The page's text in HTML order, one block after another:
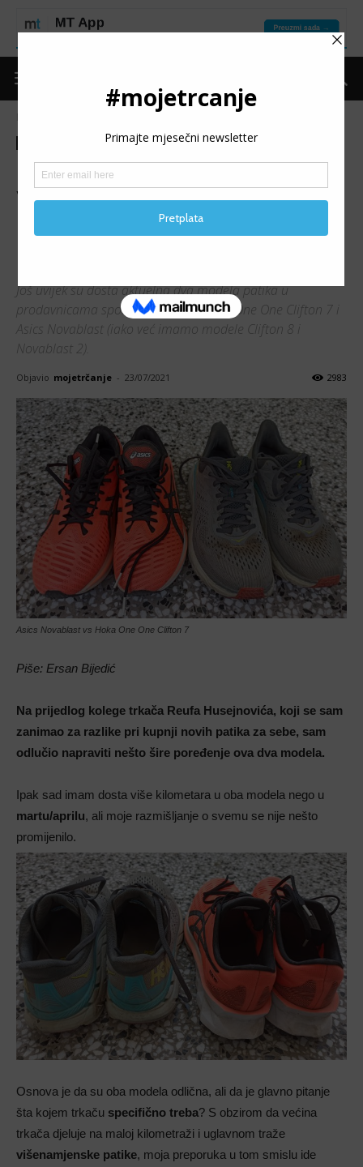
HOKA ONE ONE CLIFTON 7
VS. ASICS NOVABLAST:
Gdje smo poslije 600+
Još uvijek su dosta aktuelna dva modela patika u
prodavnicama sportske opreme: Hoka One One Clifton 7 i
Asics Novablast (iako već imamo modele Clifton 8 i
Novablast 2).
Objavio mojetrčanje - 23/07/2021 2983
Asics Novablast vs Hoka One One Clifton 7
Piše: Ersan Bijedić
Na prijedlog kolege trkača Reufa Husejnovića, koji se sam
zanimao za razlike pri kupnji novih patika za sebe, sam
odlučio napraviti nešto šire poređenje ova dva modela.
Ipak sad imam dosta više kilometara u oba modela nego u
martu/aprilu, ali moje razmišljanje o svemu se nije nešto
promijenilo.
Osnova je da su oba modela odlična, ali da je glavno pitanje
šta kojem trkaču specifično treba? S obzirom da većina
trkača djeluje na maloj kilometraži i uglavnom traže
višenamjenske patike, moja preporuka u tom smislu ide